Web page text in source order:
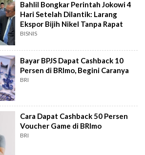
Bahlil Bongkar Perintah Jokowi 4
Hari Setelah Dilantik: Larang
Ekspor Bijih Nikel Tanpa Rapat
BISNIS
Bayar BPJS Dapat Cashback 10
Persen di BRImo, Begini Caranya
BRI
Cara Dapat Cashback 50 Persen
Voucher Game di BRImo
BRI